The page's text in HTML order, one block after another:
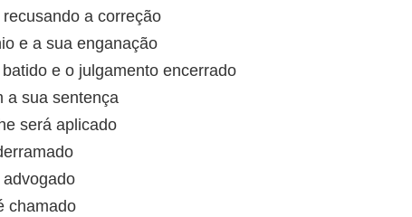
a correção
e a sua enganação
e o julgamento encerrado
a sua sentença
será aplicado
chamado